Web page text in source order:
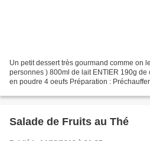
Un petit dessert très gourmand comme on
personnes ) 800ml de lait ENTIER 190g
en poudre 4 oeufs Préparation : Préchauffer
Salade de Fruits au Thé